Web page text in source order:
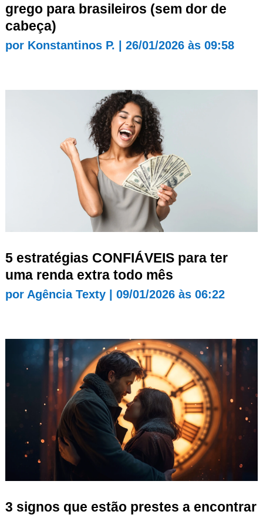
grego para brasileiros (sem dor de
cabeça)
por Konstantinos P. 26/01/2026 às 09:58
5 estratégias CONFIÁVEIS para ter
uma renda extra todo mês
por Agência Texty| 09/01/2026 às 06:22
3 signos que estão prestes a encontrar